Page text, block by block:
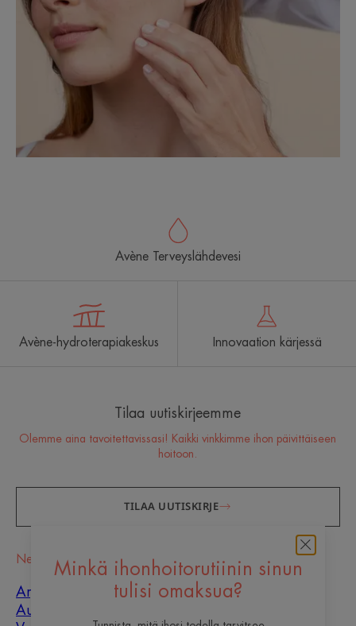
Minkä ihonhoitorutiinin sinun
tulisi omaksua?
Avène Terveyslähdevesi
Avène-hydroterapiakeskus Innovaation kärjessä
Tilaa uutiskirjeemme
Olemme aina tavoitettavissasi! Kaikki vinkkimme ihon päivittäiseen
hoitoon.
TILAA UUTISKIRJE
Neuvot
Arpien paraneminen
Aurinko